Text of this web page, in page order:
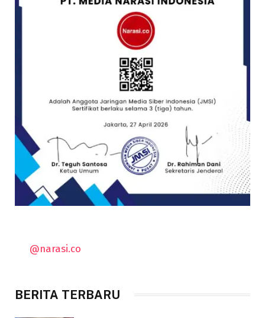
@narasi.co
BERITA TERBARU